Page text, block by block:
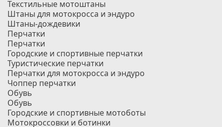
Текстильные мотоштаны
Штаны для мотокросса и эндуро
Штаны-дождевики
Перчатки
Перчатки
Городские и спортивные перчатки
Туристические перчатки
Перчатки для мотокросса и эндуро
Чоппер перчатки
Обувь
Обувь
Городские и спортивные мотоботы
Мотокроссовки и ботинки